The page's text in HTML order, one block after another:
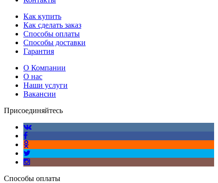
Как купить
Как сделать заказ
Способы оплаты
Способы доставки
Гарантия
О Компании
О нас
Наши услуги
Вакансии
Присоединяйтесь
Способы оплаты